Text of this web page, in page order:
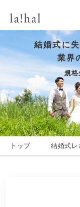
結婚式に
業界
規格
トップ 結婚式レ